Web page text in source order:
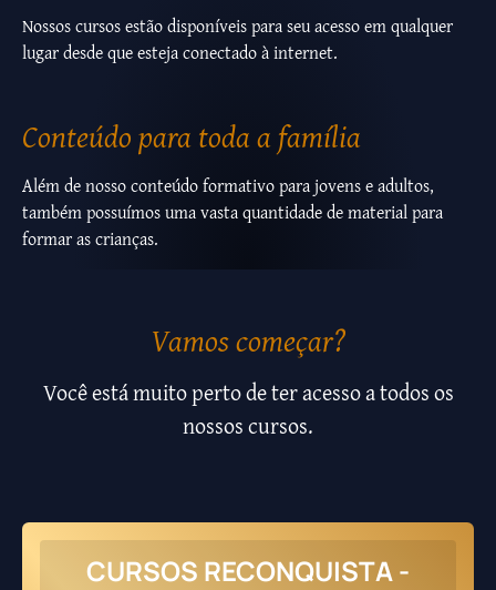
Nossos cursos estão disponíveis para seu acesso em qualquer
lugar desde que esteja conectado à internet.
Conteúdo para toda a família
Além de nosso conteúdo formativo para jovens e adultos,
também possuímos uma vasta quantidade de material para
formar as crianças.
Vamos começar?
Você está muito perto de ter acesso a todos os
nossos cursos.
CURSOS RECONQUISTA -